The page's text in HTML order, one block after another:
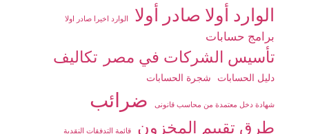
الوارد أولا صادر أولا الوارد اخيرا صادر اولا
برامج حسابات
تأسيس الشركات في مصر تكاليف
دليل الحسابات شجرة الحسابات
شهادة دخل معتمدة من محاسب قانونى ضرائب
طرق تقييم المخزون قائمة التدفقات النقدية